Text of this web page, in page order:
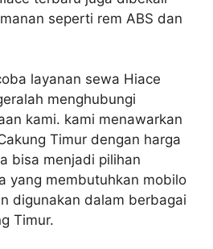
seperti rem ABS dan
layanan sewa Hiace
menghubungi
kami. kami menawarkan
Timur dengan harga
bisa menjadi pilihan
yang membutuhkan mobilo
digunakan dalam berbagai
Timur.